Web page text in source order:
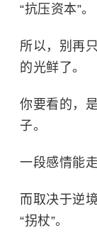
“抗压资本”。
所以，别再
的光鲜了。
你要看的，
子。
一段感情能
而取决于逆
“拐杖”。